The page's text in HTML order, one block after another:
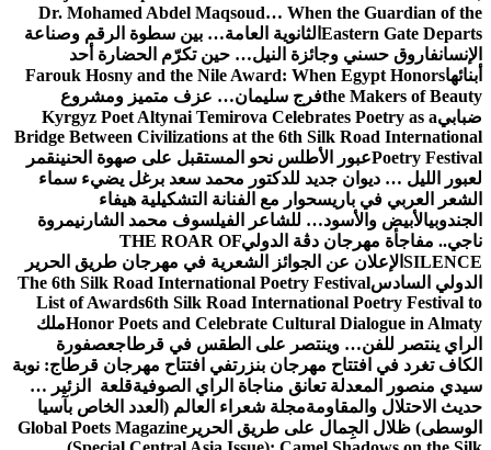
Dr. Mohamed Abdel Maqsoud… When the Guardian of the
Eastern Gate Departs الثانوية العامة… بين سطوة الرقم وصناعة
الإنسانفاروق حسني وجائزة النيل… حين تكرّم الحضارة أحد
أبنائهاFarouk Hosny and the Nile Award: When Egypt Honors
the Makers of Beautyفرج سليمان… عزف متميز ومشروع
ضبابيKyrgyz Poet Altynai Temirova Celebrates Poetry as a
Bridge Between Civilizations at the 6th Silk Road International
Poetry Festivalعبور الأطلس نحو المستقبل على صهوة الحنينقمر
لعبور الليل … ديوان جديد للدكتور محمد سعد برغل يضيء سماء
الشعر العربي في باريسحوار مع الفنانة التشكيلية هيفاء
الجندوبيالأبيض والأسود… للشاعر الفيلسوف محمد الشارنيمروة
ناجي.. مفاجأة مهرجان دڨة الدوليTHE ROAR OF
SILENCE الإعلان عن الجوائز الشعرية في مهرجان طريق الحرير
الدولي السادسThe 6th Silk Road International Poetry Festival
List of Awards6th Silk Road International Poetry Festival to
Honor Poets and Celebrate Cultural Dialogue in Almatyملك
الراي ينتصر للفن… وينتصر على الطقس في قرطاجعصفورة
الكاف تغرد في افتتاح مهرجان بنزرتفي افتتاح مهرجان قرطاج: نوبة
سيدي منصور المعدلة تعانق مناجاة الراي الصوفيةقلعة الزئير …
حديث الاحتلال والمقاومةمجلة شعراء العالم (العدد الخاص بآسيا
الوسطى) ظلال الجِمال على طريق الحرير Global Poets Magazine